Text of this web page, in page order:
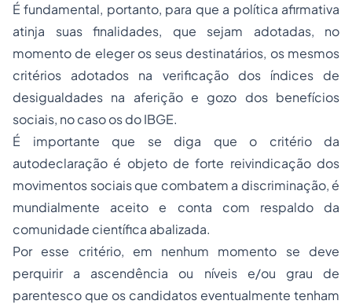
É fundamental, portanto, para que a política afirmativa
atinja suas finalidades, que sejam adotadas, no
momento de eleger os seus destinatários, os mesmos
critérios adotados na verificação dos índices de
desigualdades na aferição e gozo dos benefícios
sociais, no caso os do IBGE.
É importante que se diga que o critério da
autodeclaração é objeto de forte reivindicação dos
movimentos sociais que combatem a discriminação, é
mundialmente aceito e conta com respaldo da
comunidade científica abalizada.
Por esse critério, em nenhum momento se deve
perquirir a ascendência ou níveis e/ou grau de
parentesco que os candidatos eventualmente tenham